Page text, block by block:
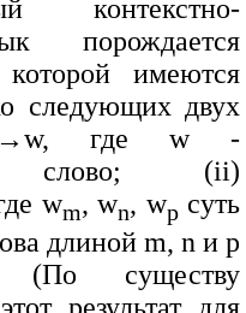
контекстно-
порождается
имеются
следующих двух
где w -
слово; (ii)
wm, wn, wp суть
длиной m, n и p
(По существу